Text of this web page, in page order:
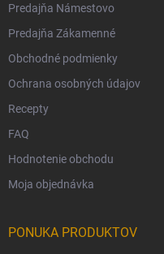
Predajňa Námestovo
Predajňa Zákamenné
Obchodné podmienky
Ochrana osobných údajov
Recepty
FAQ
Hodnotenie obchodu
Moja objednávka
PONUKA PRODUKTOV